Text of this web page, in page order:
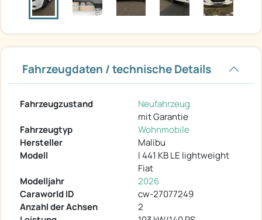
Fahrzeugdaten / technische Details
Fahrzeugzustand
Neufahrzeug
mit Garantie
Fahrzeugtyp
Wohnmobile
Hersteller
Malibu
Modell
I 441 KB LE lightweight
Fiat
Modelljahr
2026
Caraworld ID
cw-27077249
Anzahl der Achsen
2